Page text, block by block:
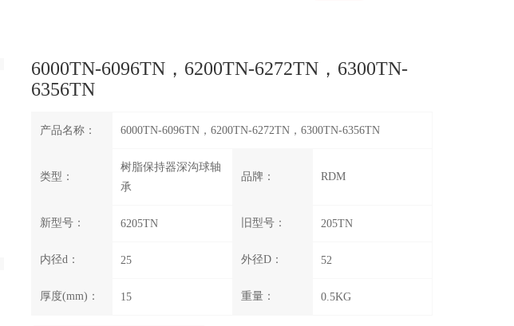
6000TN-6096TN，6200TN-6272TN，6300TN-
6356TN
产品名称： 6000TN-6096TN，6200TN-6272TN，6300TN-6356TN
类型：
树脂保持器深沟球轴
承
品牌： RDM
新型号： 6205TN 旧型号： 205TN
内径d： 25 外径D： 52
厚度(mm)： 15 重量： 0.5KG